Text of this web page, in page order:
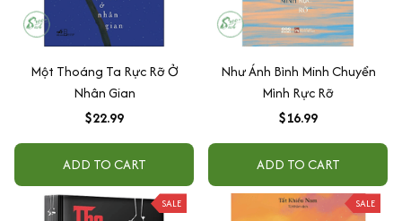
Một Thoáng Ta Rực Rỡ Ở
Nhân Gian
$22.99
ADD TO CART
Như Ánh Bình Minh Chuyển
Mình Rực Rỡ
$16.99
ADD TO CART
SALE SALE